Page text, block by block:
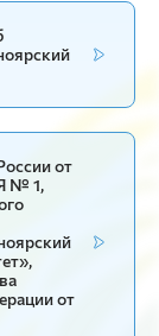
от
№ 1,
от